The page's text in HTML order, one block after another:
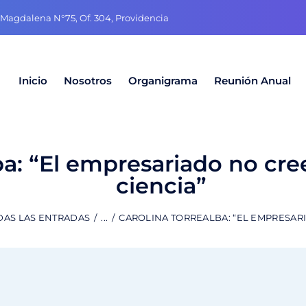
N°75, Of. 304, Providencia
Inicio Nosotros Organigrama Reunión Anual
“El empresariado no
ciencia”
LAS ENTRADAS ... CAROLINA TORREALBA: “EL